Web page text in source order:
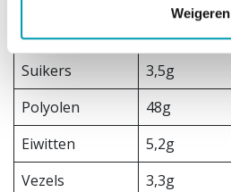
Weigeren
Koolhydraten 53g
Suikers
3,5g
Polyolen
48g
Eiwitten
5,2g
Vezels
3,3g